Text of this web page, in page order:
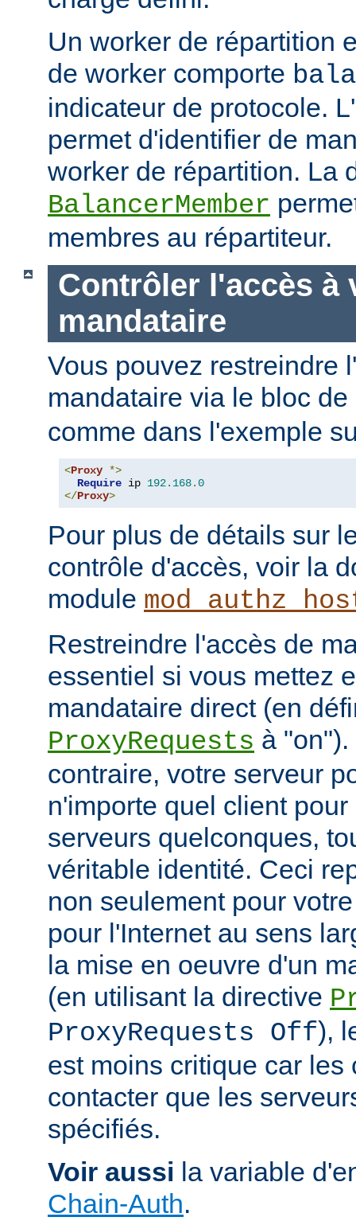
Un worker de répartition
de worker comporte
indicateur de protocole.
permet d'identifier de
worker de répartition. La
BalancerMember
membres au répartiteur.
Contrôler l'accès à
mandataire
Vous pouvez restreindre
mandataire via le bloc
comme dans l'exemple
<Proxy *>
Require ip 192.168.0
</Proxy>
Pour plus de détails sur
contrôle d'accès, voir la
module
Restreindre l'accès de
essentiel si vous mettez
mandataire direct (en
ProxyRequests à
contraire, votre serveur
n'importe quel client
serveurs quelconques,
véritable identité. Ceci
non seulement pour
pour l'Internet au sens
la mise en oeuvre d'un
(en utilisant la directive
ProxyRequests Off),
est moins critique car les
contacter que les
spécifiés.
Voir aussi la variable
Chain-Auth.